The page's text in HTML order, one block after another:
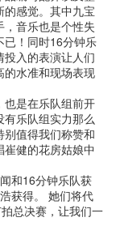
感觉。其中九宝
，音乐也是个性失
已！同时16分钟乐
入的表演让人们
的水准和现场表现
也是在乐队组前开
乐队组实力那么
值得我们称赞和
健的花房姑娘中
和16分钟乐队获
获得。 她们将代
总决赛，让我们一